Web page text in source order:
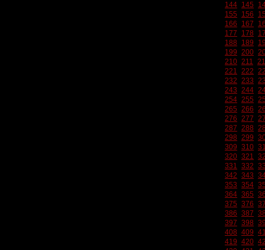
144 145
155
156
166
167
177
178
188
189
199 200
210 211
221 222
232 233
243 244
254 255
265 266
276 277
287 288
298 299
309 310
320 321
331 332
342 343
353 354
364 365
375 376
386 387
397 398
408 409
419 420